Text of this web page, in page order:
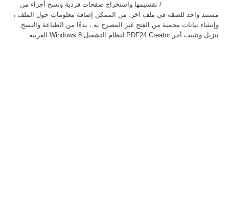
/ تقسيمها واستخراج صفحات فردية ونسخ أجزاء من
مستند واحد للصقه في ملف آخر. من الممكن إضافة معلومات حول الملف ،
وإنشاء بيانات محمية من الفتح غير المصرح به ، بدءًا من الطباعة والنسخ.
تنزيل وتثبيت أخر PDF24 Creator لنظام التشغيل Windows 8 العربية.